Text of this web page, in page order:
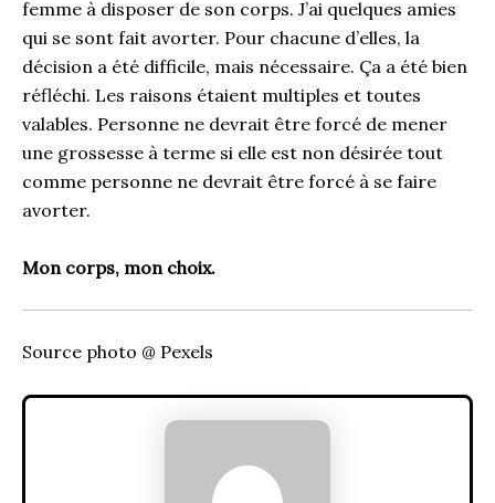
femme à disposer de son corps. J’ai quelques amies
qui se sont fait avorter. Pour chacune d’elles, la
décision a été difficile, mais nécessaire. Ça a été bien
réfléchi. Les raisons étaient multiples et toutes
valables. Personne ne devrait être forcé de mener
une grossesse à terme si elle est non désirée tout
comme personne ne devrait être forcé à se faire
avorter.
Mon corps, mon choix.
Source photo @ Pexels